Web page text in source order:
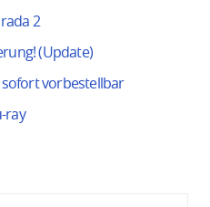
2
(Update)
sofort vorbestellbar
ray